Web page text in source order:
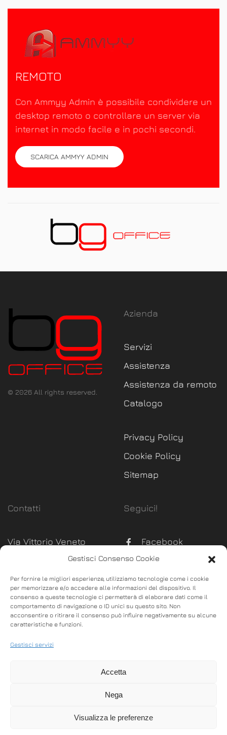
Gestisci Consenso Cookie
Per fornire le migliori esperienze, utilizziamo tecnologie come i cookie
per memorizzare e/o accedere alle informazioni del dispositivo. Il
consenso a queste tecnologie ci permetterà di elaborare dati come il
comportamento di navigazione o ID unici su questo sito. Non
acconsentire o ritirare il consenso può influire negativamente su alcune
caratteristiche e funzioni.
Gestisci servizi
Accetta
Nega
Visualizza le preferenze
REMOTO
Con Ammyy Admin è possibile condividere un
desktop remoto o controllare un server via
internet in modo facile e in pochi secondi.
SCARICA AMMYY ADMIN
© 2026 All rights reserved.
Azienda
Servizi
Assistenza
Assistenza da remoto
Catalogo
Privacy Policy
Cookie Policy
Sitemap
Contatti
Via Vittorio Veneto
289, Monsummano
P. Iva:02100630470
info@bgoffice.it
commerciale@bgoffice.it
0572.53037
Seguici!
Facebook
Instagram